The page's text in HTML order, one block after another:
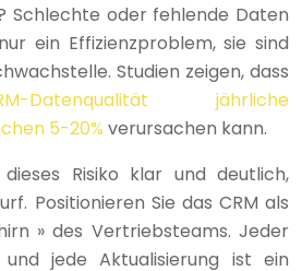
Schlechte oder fehlende Daten
ein Effizienzproblem, sie sind
Studien zeigen, dass
Datenqualität jährliche
5-20% verursachen kann.
dieses Risiko klar und deutlich,
Positionieren Sie das CRM als
» des Vertriebsteams. Jeder
jede Aktualisierung ist ein